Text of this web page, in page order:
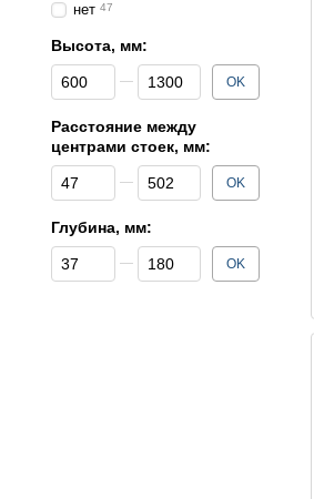
нет 47
Высота, мм:
От Высота, мм:
До Высота, мм: OK
Расстояние между
центрами стоек, мм:
От Расстояние между центрами
До Расстояние между центрами
OK
Глубина, мм:
От Глубина, мм:
До Глубина, мм: OK